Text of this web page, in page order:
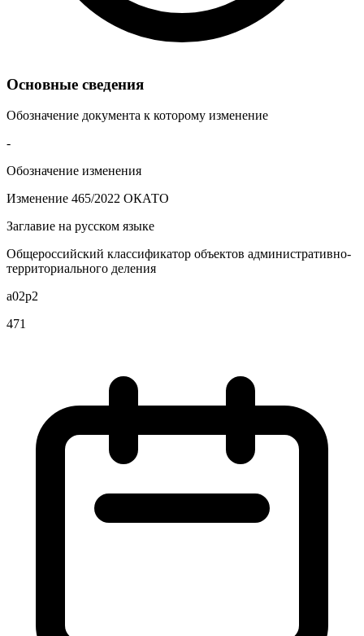
Основные сведения
Обозначение документа к которому изменение
-
Обозначение изменения
Изменение 465/2022 ОКАТО
Заглавие на русском языке
Общероссийский классификатор объектов административно-
территориального деления
a02p2
471